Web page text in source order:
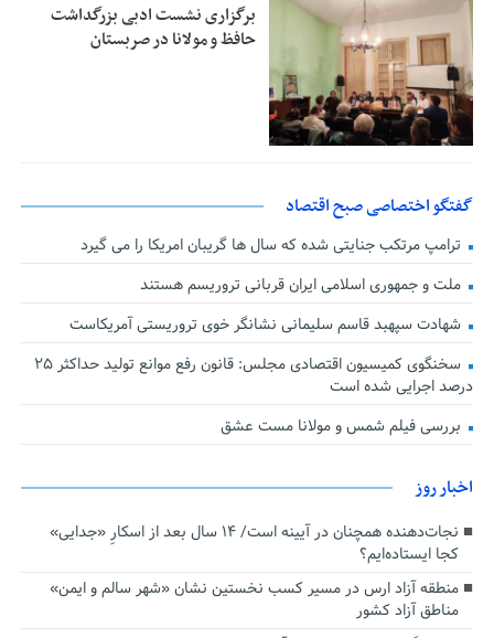
برگزاری نشست ادبی بزرگداشت
حافظ و مولانا در صربستان
گفتگو اختصاصی صبح اقتصاد
ترامپ مرتکب جنایتی شده که سال ها گریبان امریکا را می گیرد
ملت و جمهوری اسلامی ایران قربانی تروریسم هستند
شهادت سپهبد قاسم سلیمانی نشانگر خوی تروریستی آمریکاست
سخنگوی کمیسیون اقتصادی مجلس: قانون رفع موانع تولید حداکثر ۲۵
درصد اجرایی شده است
بررسی فیلم شمس و مولانا مست عشق
اخبار روز
نجات‌دهنده‌ همچنان در آیینه است/ ۱۴ سال بعد از اسکارِ «جدایی»
کجا ایستاده‌ایم؟
منطقه آزاد ارس در مسیر کسب نخستین نشان «شهر سالم و ایمن»
مناطق آزاد کشور